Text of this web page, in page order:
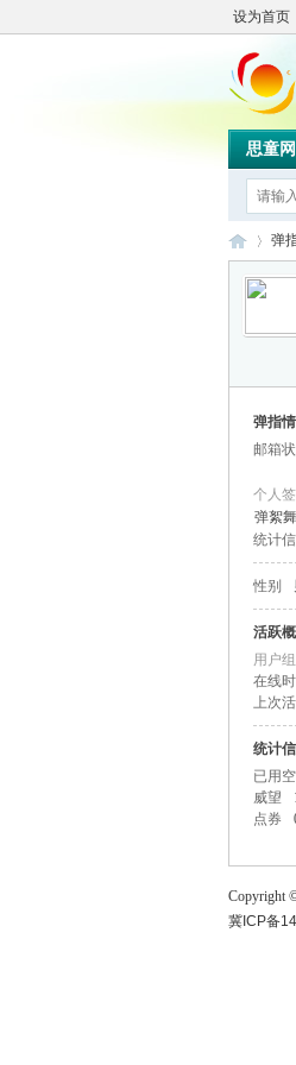
设为首页
思童网
›
弹
弹指
邮箱
个人
弹絮
统计
性别
活跃
用户组
在线
上次
统计
已用
威望
点券
Copyright
冀ICP备